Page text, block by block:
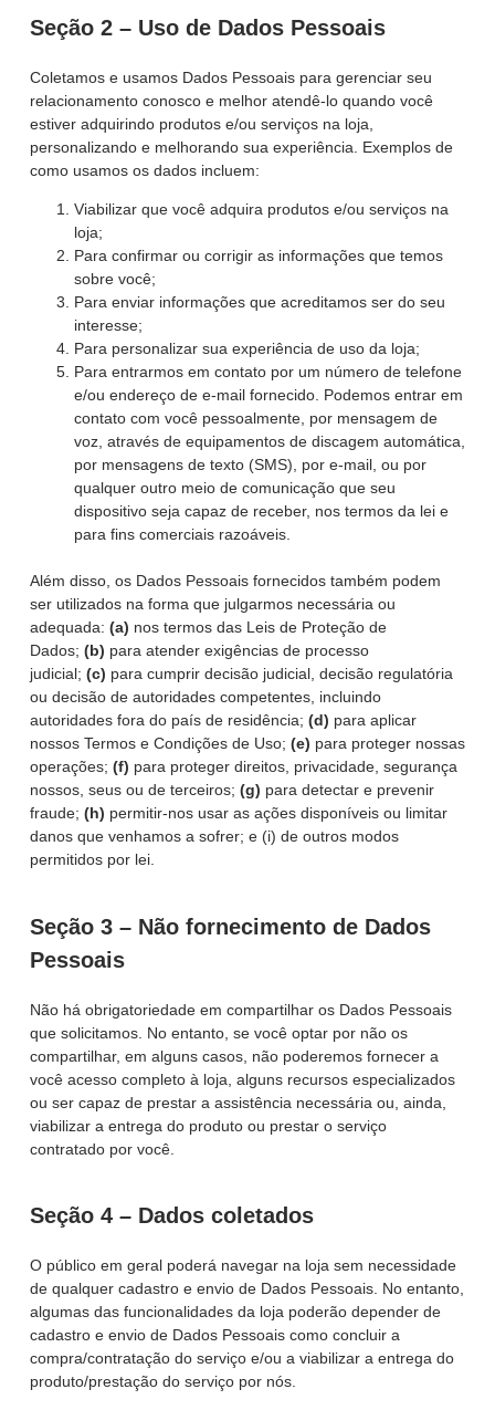
Seção 2 – Uso de Dados Pessoais
Coletamos e usamos Dados Pessoais para gerenciar seu
relacionamento conosco e melhor atendê-lo quando você
estiver adquirindo produtos e/ou serviços na loja,
personalizando e melhorando sua experiência. Exemplos de
como usamos os dados incluem:
Viabilizar que você adquira produtos e/ou serviços na
loja;
Para confirmar ou corrigir as informações que temos
sobre você;
Para enviar informações que acreditamos ser do seu
interesse;
Para personalizar sua experiência de uso da loja;
Para entrarmos em contato por um número de telefone
e/ou endereço de e-mail fornecido. Podemos entrar em
contato com você pessoalmente, por mensagem de
voz, através de equipamentos de discagem automática,
por mensagens de texto (SMS), por e-mail, ou por
qualquer outro meio de comunicação que seu
dispositivo seja capaz de receber, nos termos da lei e
para fins comerciais razoáveis.
Além disso, os Dados Pessoais fornecidos também podem
ser utilizados na forma que julgarmos necessária ou
adequada: (a) nos termos das Leis de Proteção de
Dados; (b) para atender exigências de processo
judicial; (c) para cumprir decisão judicial, decisão regulatória
ou decisão de autoridades competentes, incluindo
autoridades fora do país de residência; (d) para aplicar
nossos Termos e Condições de Uso; (e) para proteger nossas
operações; (f) para proteger direitos, privacidade, segurança
nossos, seus ou de terceiros; (g) para detectar e prevenir
fraude; (h) permitir-nos usar as ações disponíveis ou limitar
danos que venhamos a sofrer; e (i) de outros modos
permitidos por lei.
Seção 3 – Não fornecimento de Dados
Pessoais
Não há obrigatoriedade em compartilhar os Dados Pessoais
que solicitamos. No entanto, se você optar por não os
compartilhar, em alguns casos, não poderemos fornecer a
você acesso completo à loja, alguns recursos especializados
ou ser capaz de prestar a assistência necessária ou, ainda,
viabilizar a entrega do produto ou prestar o serviço
contratado por você.
Seção 4 – Dados coletados
O público em geral poderá navegar na loja sem necessidade
de qualquer cadastro e envio de Dados Pessoais. No entanto,
algumas das funcionalidades da loja poderão depender de
cadastro e envio de Dados Pessoais como concluir a
compra/contratação do serviço e/ou a viabilizar a entrega do
produto/prestação do serviço por nós.